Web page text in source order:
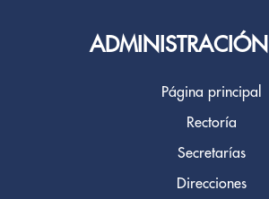
ADMINISTRACIÓN
Página principal
Rectoría
Secretarías
Direcciones